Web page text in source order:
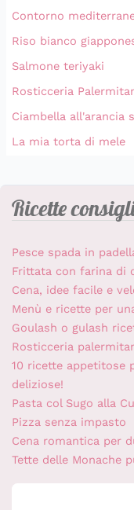
Contorno
Riso bianco
Salmone teriyaki
Rosticceria
Ciambella all'arancia
La mia torta di mele
Ricette
Pesce spada in
Frittata con farina di
Cena, idee facile e
Menù e ricette per
Goulash o gulash
Rosticceria
10 ricette appetitose
deliziose!
Pasta col Sugo alla
Pizza senza impasto
Cena romantica per
Tette delle Monache